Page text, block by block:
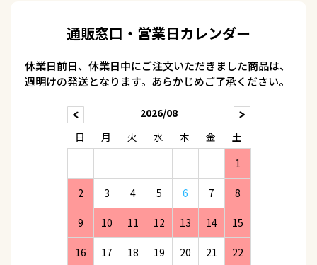
通販窓口・営業日カレンダー
休業日前日、休業日中にご注文いただきました商品は、
週明けの発送となります。あらかじめご了承ください。
2026/08
日
月 火 水 木 金
土
1
2 3 4 5 6 7 8
9 10 11 12 13 14 15
16 17 18 19 20 21 22